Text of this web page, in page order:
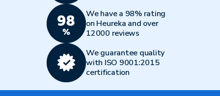
We have a 98% rating
on Heureka and over
12000 reviews
We guarantee quality
with ISO 9001:2015
certification